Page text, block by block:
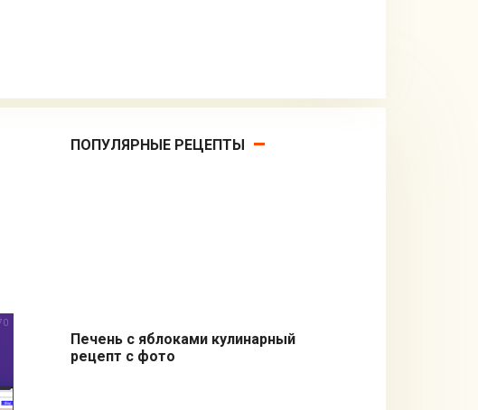
ПОПУЛЯРНЫЕ РЕЦЕПТЫ
Вторые блюда
Печень с яблоками кулинарный
рецепт с фото